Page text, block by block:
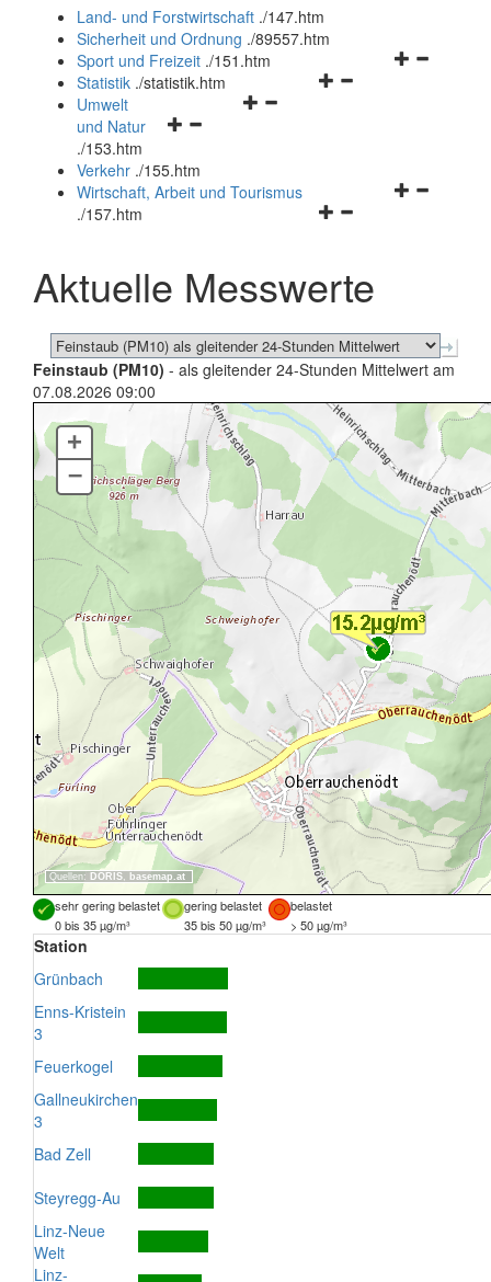
und
schließen
Land- und Forstwirtschaft ./147.htm
Sicherheit und Ordnung ./89557.htm
Navigationsmenü
Sport und Freizeit ./151.htm
Navigationsmenü
Statistik ./statistik.htm
Navigationsmenü
und
schließen
Umwelt
und Natur
./153.htm
Verkehr ./155.htm
Navigationsmenü
schließen
Wirtschaft, Arbeit und Tourismus
./157.htm
Aktuelle Messwerte
Feinstaub (PM10) - als gleitender 24-Stunden Mittelwert am
07.08.2026 09:00
Quellen: DORIS, basemap.at
+
–
sehr gering belastet gering belastet
belastet
0 bis 35 µg/m³
35 bis 50 µg/m³ > 50 µg/m³
Station
Grünbach
Enns-Kristein
3
Feuerkogel
Gallneukirchen
3
Bad Zell
Steyregg-Au
Linz-Neue
Welt
Linz-